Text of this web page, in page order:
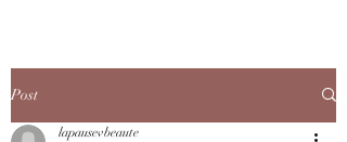
Post
lapausevbeaute